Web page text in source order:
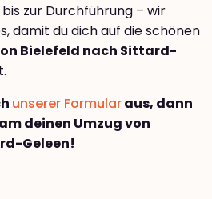
zur Durchführung – wir
damit du dich auf die schönen
Bielefeld nach Sittard-
unserer Formularaus, dann
deinen Umzug von
Geleen!